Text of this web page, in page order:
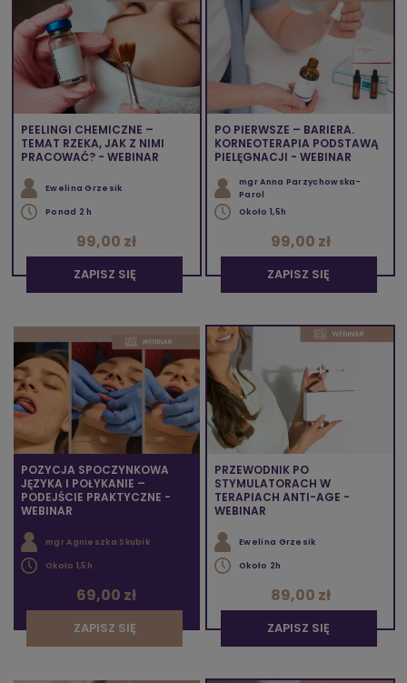
PEELINGI CHEMICZNE –
TEMAT RZEKA, JAK Z NIMI
PRACOWAĆ? - WEBINAR
Ewelina Grzesik
Ponad 2 h
99,00 zł
ZAPISZ SIĘ
PO PIERWSZE – BARIERA.
KORNEOTERAPIA PODSTAWĄ
PIELĘGNACJI - WEBINAR
mgr Anna Parzychowska-
Parol
Około 1,5h
99,00 zł
ZAPISZ SIĘ
POZYCJA SPOCZYNKOWA
JĘZYKA I POŁYKANIE –
PODEJŚCIE PRAKTYCZNE -
WEBINAR
mgr Agnieszka Skubik
Około 1,5h
69,00 zł
ZAPISZ SIĘ
PRZEWODNIK PO
STYMULATORACH W
TERAPIACH ANTI-AGE -
WEBINAR
Ewelina Grzesik
Około 2h
89,00 zł
ZAPISZ SIĘ